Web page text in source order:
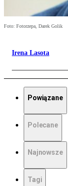
Foto: Fotorzepa, Darek Golik
Irena Lasota
Powiązane
Polecane
Najnowsze
Tagi